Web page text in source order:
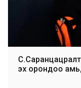
эх орондоо